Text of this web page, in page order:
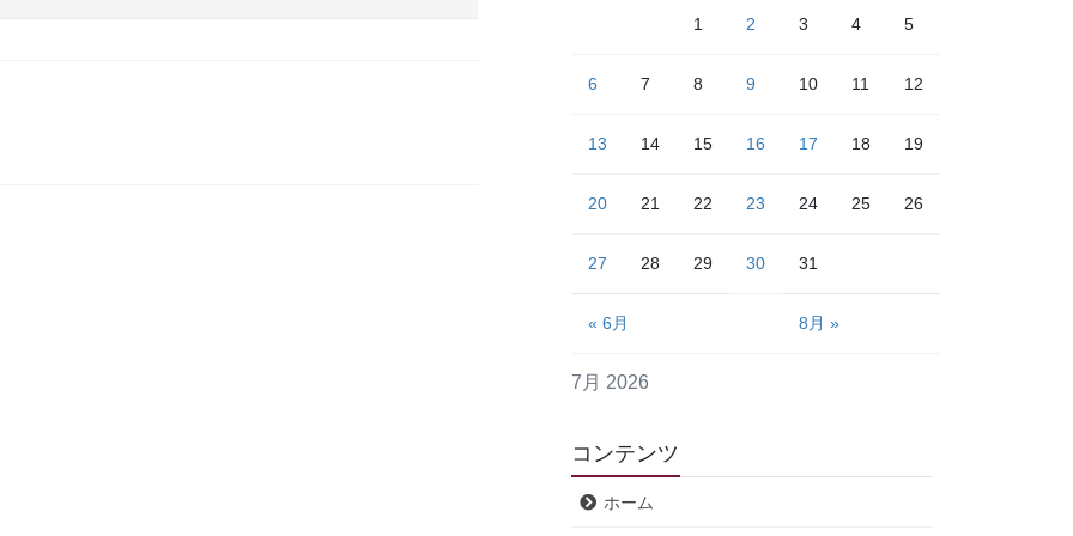
7月 2026
1 2 3 4 5
6 7 8 9 10 11 12
13 14 15 16 17 18 19
20 21 22 23 24 25 26
27 28 29 30 31
« 6月 8月 »
コンテンツ
ホーム